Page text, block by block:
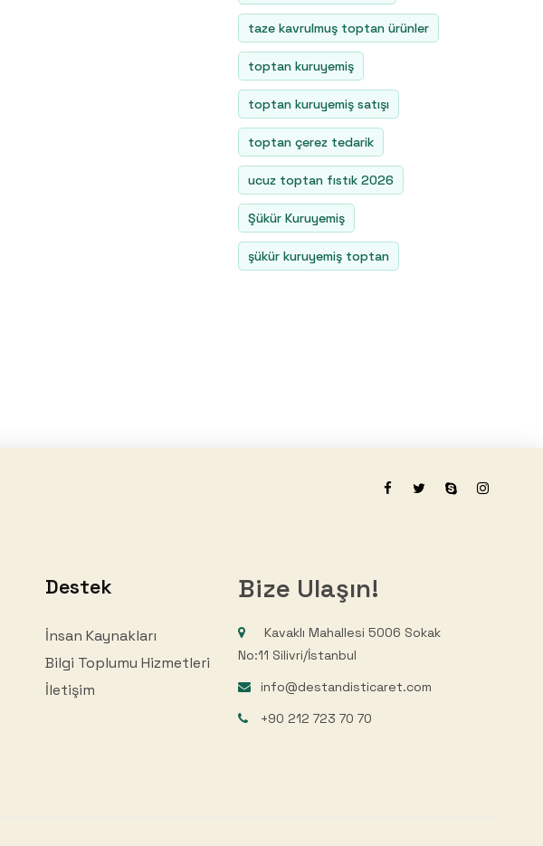
taze kavrulmuş toptan ürünler
toptan kuruyemiş
toptan kuruyemiş satışı
toptan çerez tedarik
ucuz toptan fıstık 2026
Şükür Kuruyemiş
şükür kuruyemiş toptan
Destek
İnsan Kaynakları
Bilgi Toplumu Hizmetleri
İletişim
Bize Ulaşın!
Kavaklı Mahallesi 5006 Sokak
No:11 Silivri/İstanbul
info@destandisticaret.com
+90 212 723 70 70